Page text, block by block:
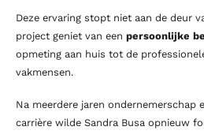
Deze ervaring stopt niet aan de deur
project geniet van een persoonlijke
opmeting aan huis tot de
vakmensen.
Na meerdere jaren ondernemerschap
carrière wilde Sandra Busa opnieuw